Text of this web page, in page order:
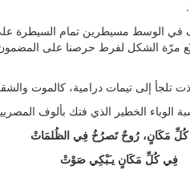
في الوسط مسيطرين تمام السيطرة
مرّة الشكل لفرط حرصنا على
إلى تيمات درامية، كالموت
الوباء الخطير الذي فتك بألوف
مَكَانٍ، رُوحٌ تَصرُخُ فِي الظُلمَاتْ
فِي كُلِّ مَكَانٍ يـَبْكِي صَوْتْ